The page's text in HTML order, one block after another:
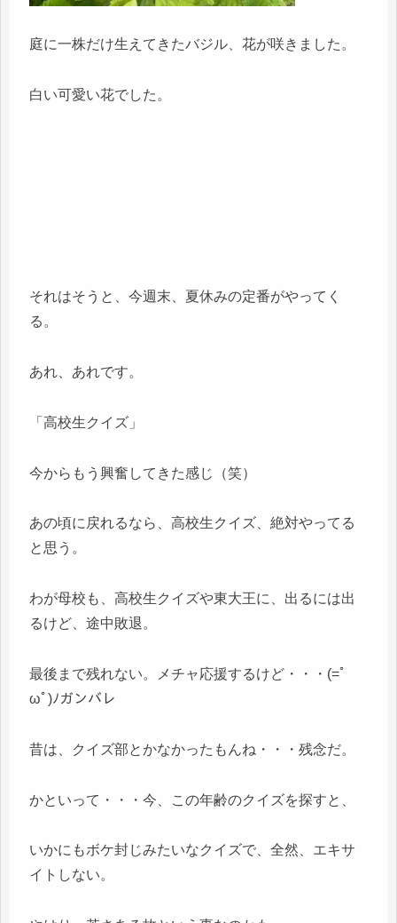
庭に一株だけ生えてきたバジル、花が咲きました。
白い可愛い花でした。
それはそうと、今週末、夏休みの定番がやってく
る。
あれ、あれです。
「高校生クイズ」
今からもう興奮してきた感じ（笑）
あの頃に戻れるなら、高校生クイズ、絶対やってる
と思う。
わが母校も、高校生クイズや東大王に、出るには出
るけど、途中敗退。
最後まで残れない。メチャ応援するけど・・・(=ﾟ
ωﾟ)ﾉガンバレ
昔は、クイズ部とかなかったもんね・・・残念だ。
かといって・・・今、この年齢のクイズを探すと、
いかにもボケ封じみたいなクイズで、全然、エキサ
イトしない。